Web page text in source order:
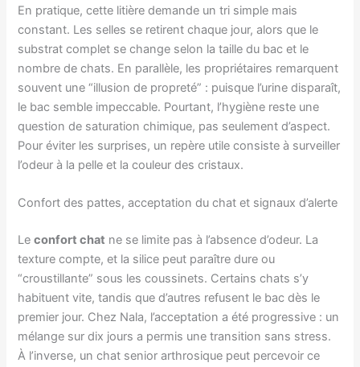
En pratique, cette litière demande un tri simple mais
constant. Les selles se retirent chaque jour, alors que le
substrat complet se change selon la taille du bac et le
nombre de chats. En parallèle, les propriétaires remarquent
souvent une “illusion de propreté” : puisque l’urine disparaît,
le bac semble impeccable. Pourtant, l’hygiène reste une
question de saturation chimique, pas seulement d’aspect.
Pour éviter les surprises, un repère utile consiste à surveiller
l’odeur à la pelle et la couleur des cristaux.
Confort des pattes, acceptation du chat et signaux d’alerte
Leconfort chat ne se limite pas à l’absence d’odeur. La
texture compte, et la silice peut paraître dure ou
“croustillante” sous les coussinets. Certains chats s’y
habituent vite, tandis que d’autres refusent le bac dès le
premier jour. Chez Nala, l’acceptation a été progressive : un
mélange sur dix jours a permis une transition sans stress.
À l’inverse, un chat senior arthrosique peut percevoir ce